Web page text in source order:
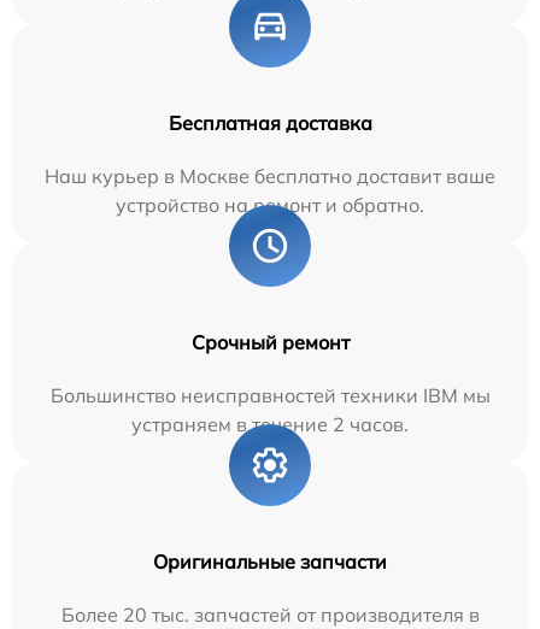
Бесплатная доставка
Наш курьер в Москве бесплатно доставит ваше
устройство на ремонт и обратно.
Срочный ремонт
Большинство неисправностей техники IBM мы
устраняем в течение 2 часов.
Оригинальные запчасти
Более 20 тыс. запчастей от производителя в